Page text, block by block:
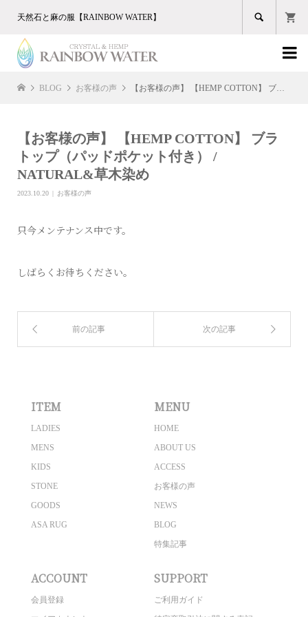
天然石と麻の服【RAINBOW WATER】 

BLOG お客様の声 【お客様の声】 【HEMP COTTON】 ブラトップ（パッドポケット付き） / NATURAL&草木染め
【お客様の声】 【HEMP COTTON】 ブラ
トップ（パッドポケット付き） /
NATURAL&草木染め
2023.10.20 お客様の声
只今メンテナンス中です。
しばらくお待ちください。
ITEM
LADIES
MENS
KIDS
STONE
GOODS
ASA RUG
MENU
HOME
ABOUT US
ACCESS
お客様の声
NEWS
BLOG
特集記事
ACCOUNT
会員登録
SUPPORT
ご利用ガイド